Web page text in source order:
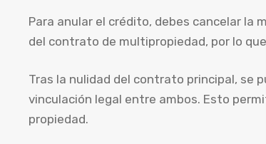
Para anular el crédito, debes cancelar la
del contrato de multipropiedad, por lo
Tras la nulidad del contrato principal, se
vinculación legal entre ambos. Esto
propiedad.